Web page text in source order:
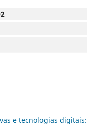
e tecnologias digitais: